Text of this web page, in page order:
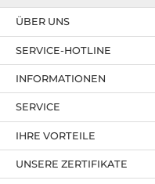
SERVICE-HOTLINE
IHRE VORTEILE
ÜBER UNS
UNSERE ZERTIFIKATE
INFORMATIONEN
SERVICE